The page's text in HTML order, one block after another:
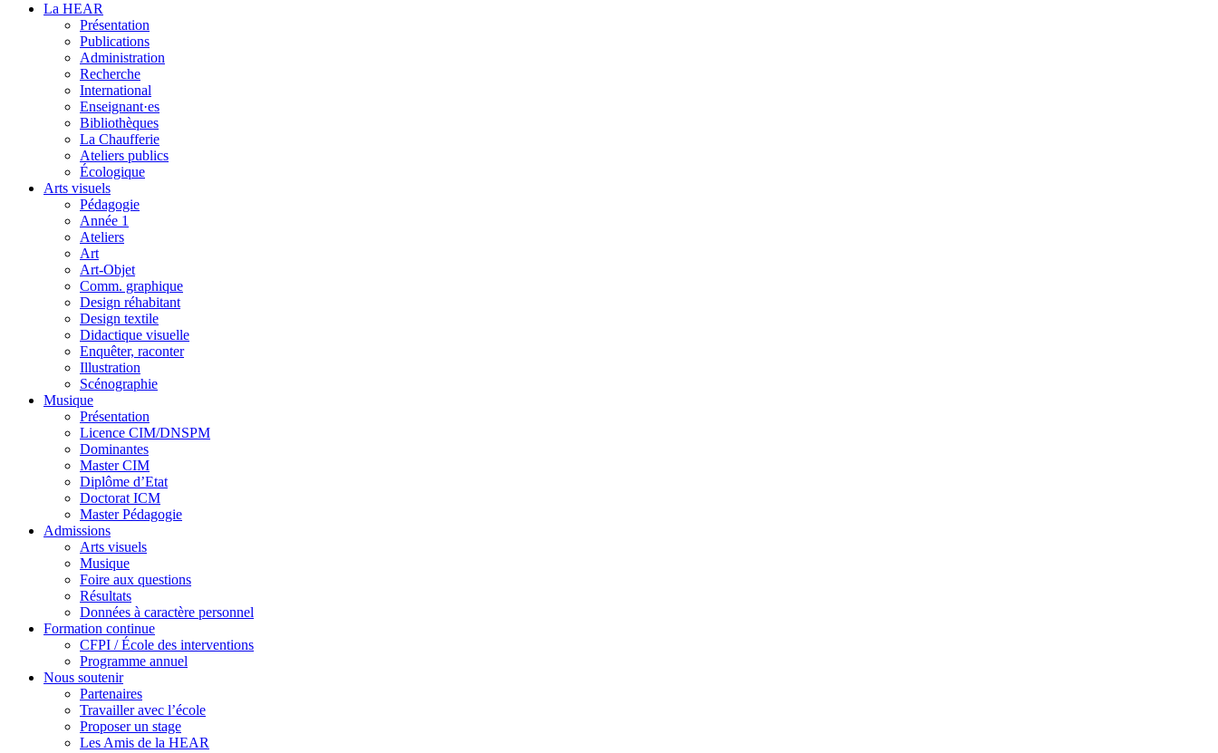
La HEAR
Présentation
Publications
Administration
Recherche
International
Enseignant·es
Bibliothèques
La Chaufferie
Ateliers publics
Écologique
Arts visuels
Pédagogie
Année 1
Ateliers
Art
Art-Objet
Comm. graphique
Design réhabitant
Design textile
Didactique visuelle
Enquêter, raconter
Illustration
Scénographie
Musique
Présentation
Licence CIM/DNSPM
Dominantes
Master CIM
Diplôme d’Etat
Doctorat ICM
Master Pédagogie
Admissions
Arts visuels
Musique
Foire aux questions
Résultats
Données à caractère personnel
Formation continue
CFPI / École des interventions
Programme annuel
Nous soutenir
Partenaires
Travailler avec l’école
Proposer un stage
Les Amis de la HEAR